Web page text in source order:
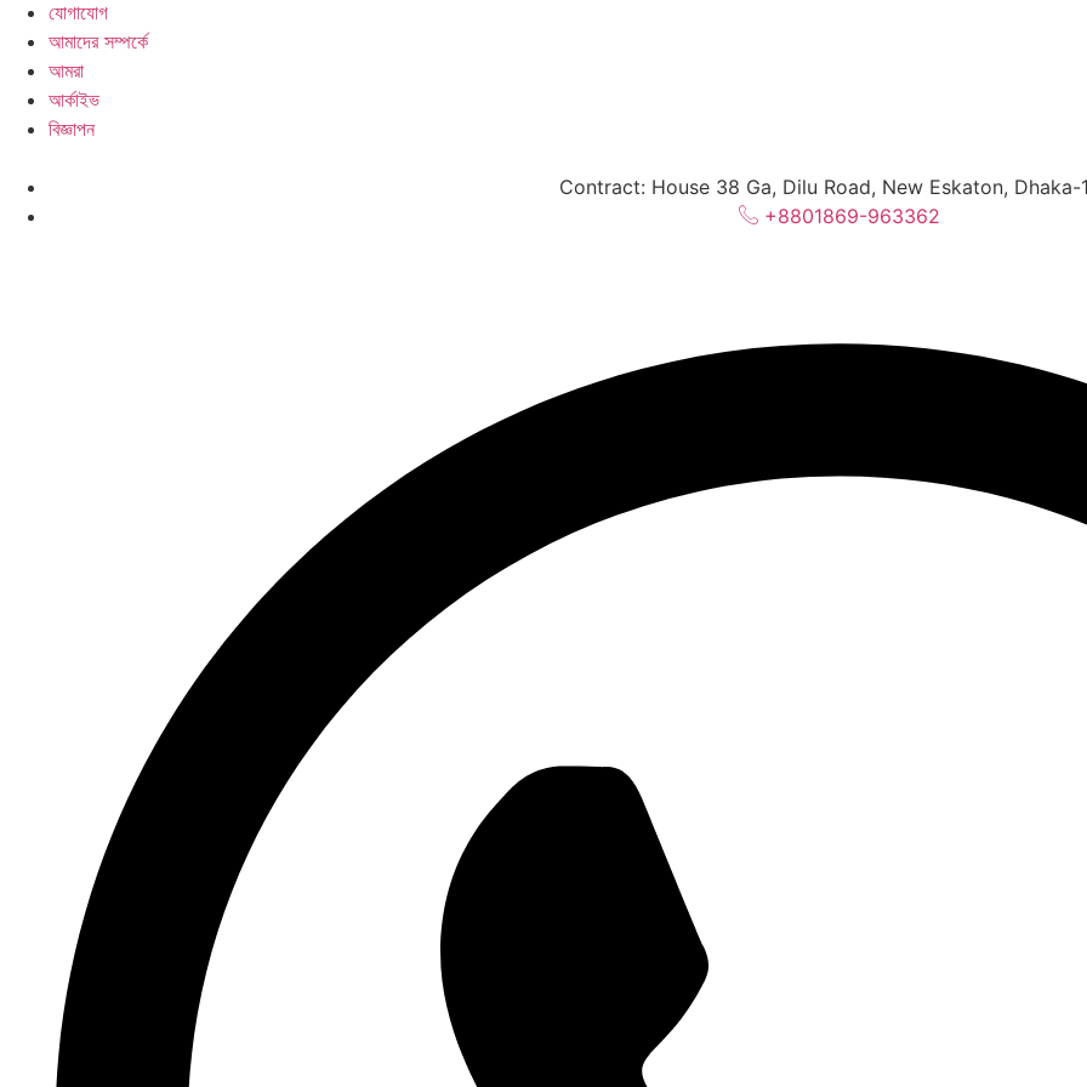
যোগাযোগ
আমাদের সম্পর্কে
আমরা
আর্কাইভ
বিজ্ঞাপন
Contract: House 38 Ga, Dilu Road, New Eskaton, Dhaka-
+8801869-963362